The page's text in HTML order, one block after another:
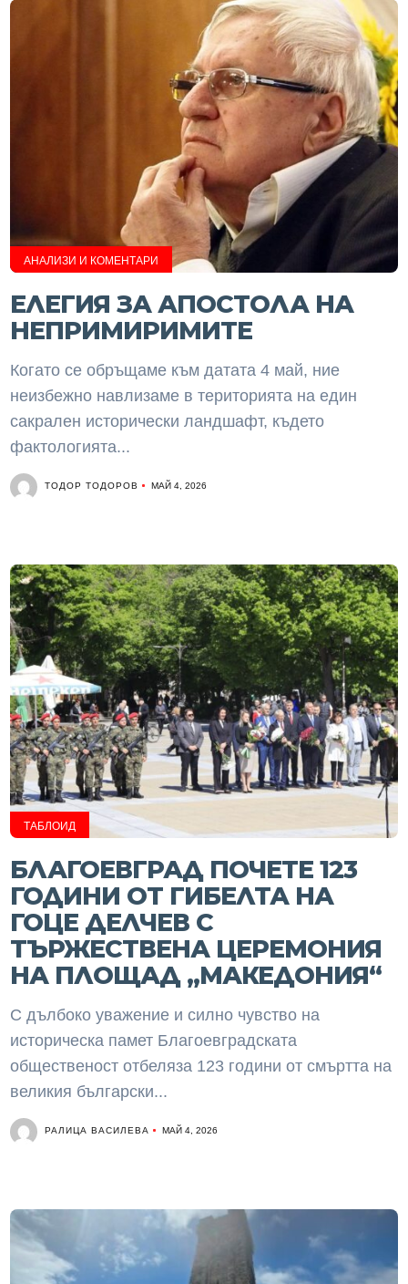
АНАЛИЗИ И КОМЕНТАРИ
ЕЛЕГИЯ ЗА АПОСТОЛА НА
НЕПРИМИРИМИТЕ
Когато се обръщаме към датата 4 май, ние
неизбежно навлизаме в територията на един
сакрален исторически ландшафт, където
фактологията...
ТОДОР ТОДОРОВ МАЙ 4, 2026
ТАБЛОИД
БЛАГОЕВГРАД ПОЧЕТЕ 123
ГОДИНИ ОТ ГИБЕЛТА НА
ГОЦЕ ДЕЛЧЕВ С
ТЪРЖЕСТВЕНА ЦЕРЕМОНИЯ
НА ПЛОЩАД „МАКЕДОНИЯ“
С дълбоко уважение и силно чувство на
историческа памет Благоевградската
общественост отбеляза 123 години от смъртта на
великия български...
РАЛИЦА ВАСИЛЕВА МАЙ 4, 2026